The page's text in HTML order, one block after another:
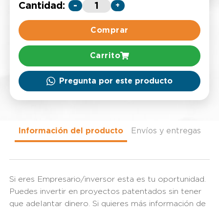
Cantidad: - +
Comprar
Carrito
Pregunta por este producto
Información del producto Envíos y entregas
Si eres Empresario/inversor esta es tu oportunidad.
Puedes invertir en proyectos patentados sin tener
que adelantar dinero. Si quieres más información de